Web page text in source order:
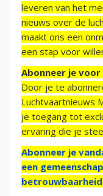
leveren van het
nieuws over de
maakt ons een
een stap voor
Abonneer je
Door je te
Luchtvaartnieuws
je toegang tot
ervaring die je
Abonneer je
een